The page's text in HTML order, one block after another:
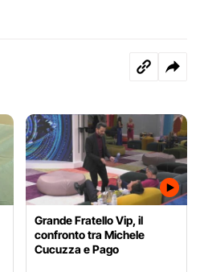
Grande Fratello Vip, il
confronto tra Michele
Cucuzza e Pago